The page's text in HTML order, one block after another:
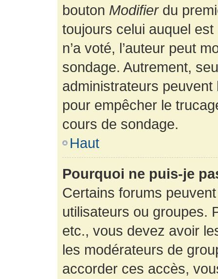
bouton Modifierdu
toujours celui auquel
n’a voté, l’auteur peut
sondage. Autrement,
administrateurs
pour empêcher le
cours de sondage.
Haut
Pourquoi ne puis-je
Certains forums
utilisateurs ou groupes.
etc., vous devez avoir
les modérateurs de
accorder ces accès,